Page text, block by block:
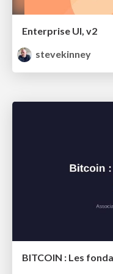
Enterprise UI, v2
stevekinney
BITCOIN : Les